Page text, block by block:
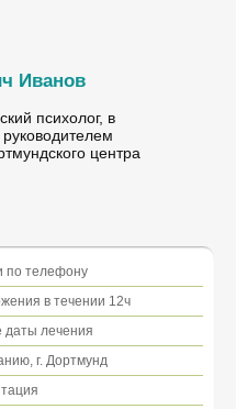
Иванов
психолог, в
центра
по телефону
в течении 12ч
даты лечения
г. Дортмунд